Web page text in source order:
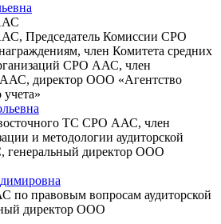
Председатель Комиссии СРО
член Комитета средних
СРО ААС, член
директор ООО «Агентство
учета»
ТС СРО ААС, член
и методологии аудиторской
генеральный директор ООО
правовым вопросам аудиторской
директор ООО